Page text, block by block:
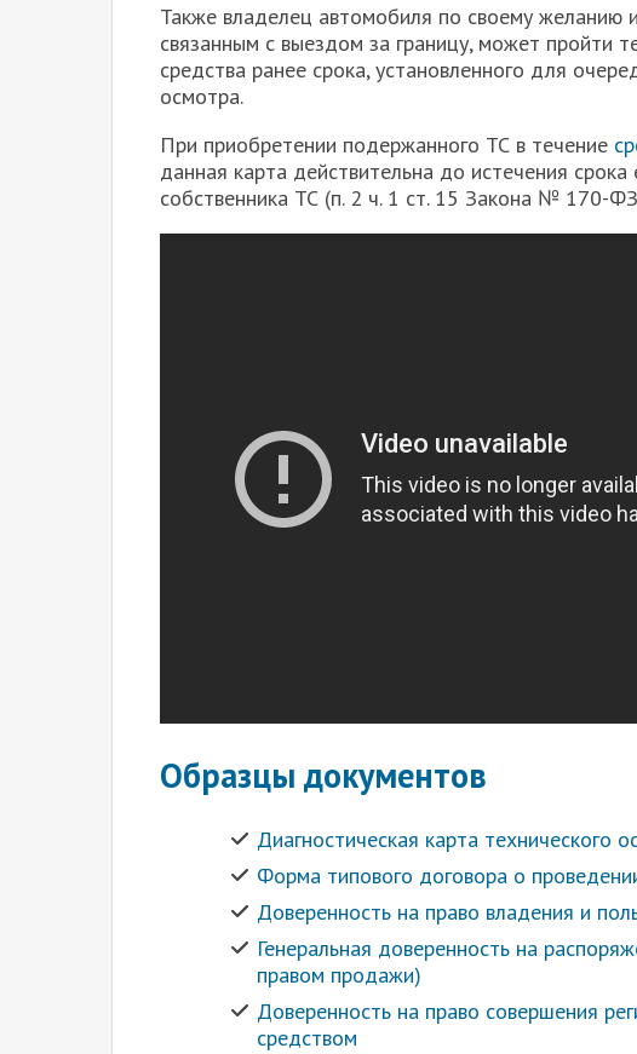
Также владелец автомобиля по своему желанию
связанным с выездом за границу, может пройти
средства ранее срока, установленного для
осмотра.
При приобретении подержанного ТС в течение
данная карта действительна до истечения
собственника ТС (п. 2 ч. 1 ст. 15 Закона № 170-
Образцы документов
Диагностическая карта технического
Форма типового договора о
Доверенность на право владения и
Генеральная доверенность на
правом продажи)
Доверенность на право совершения
средством